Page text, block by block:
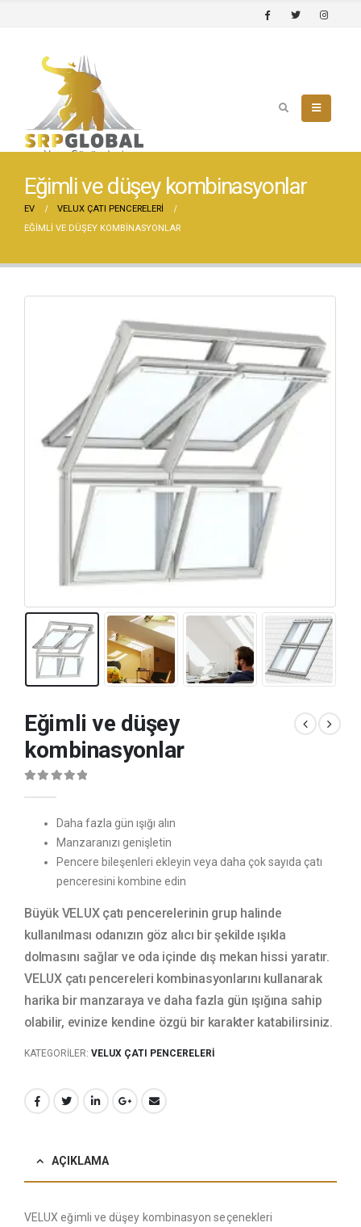
Eğimli ve düşey kombinasyonlar
EV
VELUX ÇATI PENCERELERI
EĞIMLI VE DÜŞEY KOMBINASYONLAR
Eğimli ve düşey
kombinasyonlar
Daha fazla gün ışığı alın
Manzaranızı genişletin
Pencere bileşenleri ekleyin veya daha çok sayıda çatı
penceresini kombine edin
Büyük VELUX çatı pencerelerinin grup halinde
kullanılması odanızın göz alıcı bir şekilde ışıkla
dolmasını sağlar ve oda içinde dış mekan hissi yaratır.
VELUX çatı pencereleri kombinasyonlarını kullanarak
harika bir manzaraya ve daha fazla gün ışığına sahip
olabilir, evinize kendine özgü bir karakter katabilirsiniz.
KATEGORILER: VELUX ÇATI PENCERELERI
AÇIKLAMA
VELUX eğimli ve düşey kombinasyon seçenekleri